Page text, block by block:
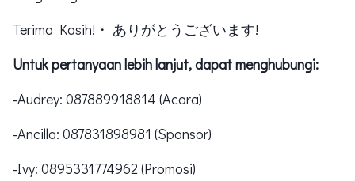
Terima Kasih!・ ありがとうございます!
Untuk pertanyaan lebih lanjut, dapat menghubungi:
-Audrey: 087889918814 (Acara)
-Ancilla: 087831898981 (Sponsor)
-Ivy: 0895331774962 (Promosi)